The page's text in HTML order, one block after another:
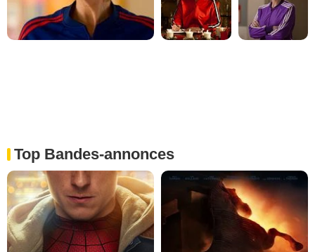
Top Bandes-annonces